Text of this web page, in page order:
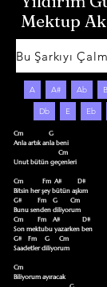
Mektup
A A# Ab B
Db E Eb
Cm                G
Anla artık anla beni
Unut bütün geçenleri
Cm            Fm  A#          D#
Bitsin her şey bütün aşkım
G#          Fm    G        Cm
Bunu senden diliyorum
Cm         Fm    A#              D#
Son mektubu yazarken ben
G#    Fm     G      Cm
Saadetler diliyorum
Cm
Biliyorum ayıracak